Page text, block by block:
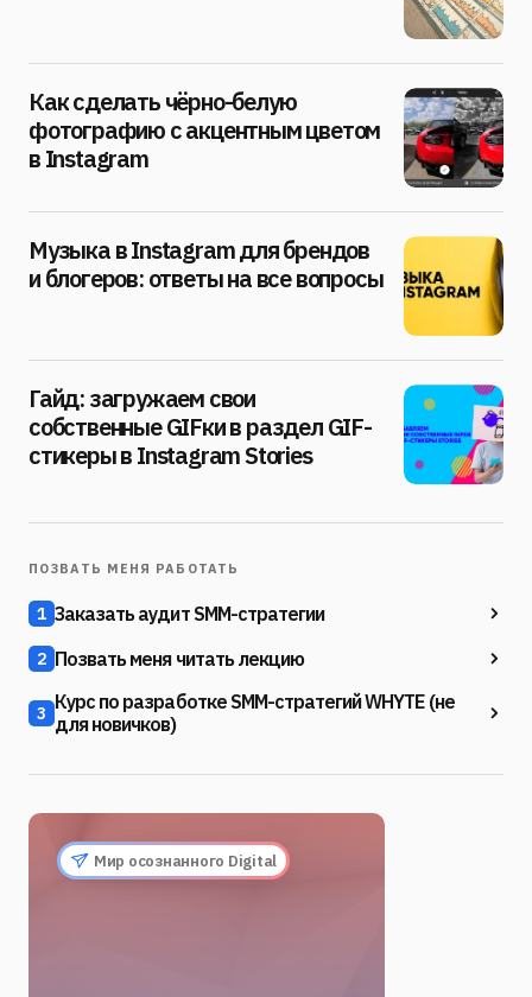
Как сделать чёрно-белую
фотографию с акцентным цветом
в Instagram
Музыка в Instagram для брендов
и блогеров: ответы на все вопросы
Гайд: загружаем свои
собственные GIFки в раздел GIF-
стикеры в Instagram Stories
ПОЗВАТЬ МЕНЯ РАБОТАТЬ
1 Заказать аудит SMM-стратегии
2 Позвать меня читать лекцию
3 Курс по разработке SMM-стратегий WHYTE (не
для новичков)
Мир осознанного Digital